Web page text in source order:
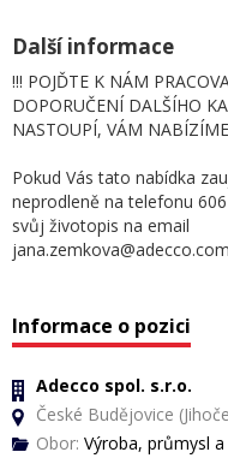
Další informace
!!! POJĎTE K NÁM
DOPORUČENÍ DALŠÍHO
NASTOUPÍ, VÁM
Pokud Vás tato nabídka
neprodleně na telefonu
svůj životopis na email
Informace o pozici
Adecco spol. s.r.o.
České Budějovice
Obor: Výroba, průmysl